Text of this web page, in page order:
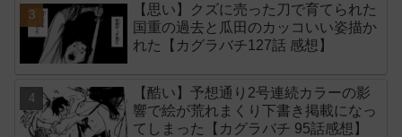
【思い】クズに売った刀で育てられた
国重の過去と瓜田のカッコいい姿描か
れた【カグラバチ127話 感想】
【酷い】予想通り2号連続カラーの影
響で絵が荒れまくり下書き掲載になっ
てしまった【カグラバチ 95話感想】